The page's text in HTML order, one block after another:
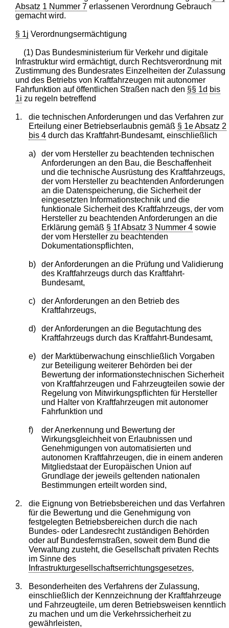
Absatz 1 Nummer 7 erlassenen Verordnung Gebrauch
gemacht wird.
§ 1j Verordnungsermächtigung
(1) Das Bundesministerium für Verkehr und digitale
Infrastruktur wird ermächtigt, durch Rechtsverordnung mit
Zustimmung des Bundesrates Einzelheiten der Zulassung
und des Betriebs von Kraftfahrzeugen mit autonomer
Fahrfunktion auf öffentlichen Straßen nach den §§ 1d bis
1i zu regeln betreffend
1.
die technischen Anforderungen und das Verfahren zur
Erteilung einer Betriebserlaubnis gemäß § 1e Absatz 2
bis 4durch das Kraftfahrt-Bundesamt, einschließlich
a)
der vom Hersteller zu beachtenden technischen
Anforderungen an den Bau, die Beschaffenheit
und die technische Ausrüstung des Kraftfahrzeugs,
der vom Hersteller zu beachtenden Anforderungen
an die Datenspeicherung, die Sicherheit der
eingesetzten Informationstechnik und die
funktionale Sicherheit des Kraftfahrzeugs, der vom
Hersteller zu beachtenden Anforderungen an die
Erklärung gemäß § 1f Absatz 3 Nummer 4 sowie
der vom Hersteller zu beachtenden
Dokumentationspflichten,
b)
der Anforderungen an die Prüfung und Validierung
des Kraftfahrzeugs durch das Kraftfahrt-
Bundesamt,
c)
der Anforderungen an den Betrieb des
Kraftfahrzeugs,
d)
der Anforderungen an die Begutachtung des
Kraftfahrzeugs durch das Kraftfahrt-Bundesamt,
e)
der Marktüberwachung einschließlich Vorgaben
zur Beteiligung weiterer Behörden bei der
Bewertung der informationstechnischen Sicherheit
von Kraftfahrzeugen und Fahrzeugteilen sowie der
Regelung von Mitwirkungspflichten für Hersteller
und Halter von Kraftfahrzeugen mit autonomer
Fahrfunktion und
f)
der Anerkennung und Bewertung der
Wirkungsgleichheit von Erlaubnissen und
Genehmigungen von automatisierten und
autonomen Kraftfahrzeugen, die in einem anderen
Mitgliedstaat der Europäischen Union auf
Grundlage der jeweils geltenden nationalen
Bestimmungen erteilt worden sind,
2.
die Eignung von Betriebsbereichen und das Verfahren
für die Bewertung und die Genehmigung von
festgelegten Betriebsbereichen durch die nach
Bundes- oder Landesrecht zuständigen Behörden
oder auf Bundesfernstraßen, soweit dem Bund die
Verwaltung zusteht, die Gesellschaft privaten Rechts
im Sinne des
Infrastrukturgesellschaftserrichtungsgesetzes,
3.
Besonderheiten des Verfahrens der Zulassung,
einschließlich der Kennzeichnung der Kraftfahrzeuge
und Fahrzeugteile, um deren Betriebsweisen kenntlich
zu machen und um die Verkehrssicherheit zu
gewährleisten,